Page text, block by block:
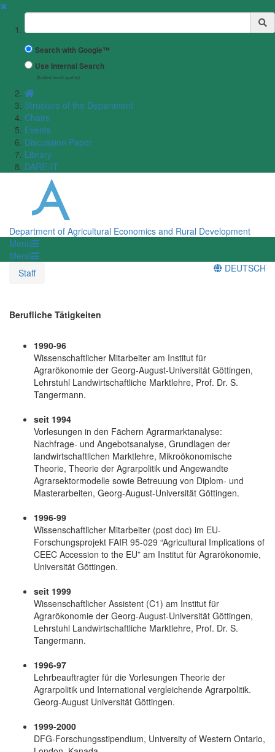
✖
Suchbegriff
Search with Google™
Use Internal Search
(limited result quality)
Structure of the Department
Chairs
Events
Discussion Paper
Library
DARE-IT
Department of Agricultural Economics and Rural Development
Menü
Menü
Staff
DEUTSCH
Berufliche Tätigkeiten
1990-96
Wissenschaftlicher Mitarbeiter am Institut für
Agrarökonomie der Georg-August-Universität Göttingen,
Lehrstuhl Landwirtschaftliche Marktlehre, Prof. Dr. S.
Tangermann.
seit 1994
Vorlesungen in den Fächern Agrarmarktanalyse:
Nachfrage- und Angebotsanalyse, Grundlagen der
landwirtschaftlichen Marktlehre, Mikroökonomische
Theorie, Theorie der Agrarpolitik und Angewandte
Agrarsektormodelle sowie Betreuung von Diplom- und
Masterarbeiten, Georg-August-Universität Göttingen.
1996-99
Wissenschaftlicher Mitarbeiter (post doc) im EU-
Forschungsprojekt FAIR 95-029 “Agricultural Implications of
CEEC Accession to the EU” am Institut für Agrarökonomie,
Universität Göttingen.
seit 1999
Wissenschaftlicher Assistent (C1) am Institut für
Agrarökonomie der Georg-August-Universität Göttingen,
Lehrstuhl Landwirtschaftliche Marktlehre, Prof. Dr. S.
Tangermann.
1996-97
Lehrbeauftragter für die Vorlesungen Theorie der
Agrarpolitik und International vergleichende Agrarpolitik.
Georg-August Universität Göttingen.
1999-2000
DFG-Forschungsstipendium, University of Western Ontario,